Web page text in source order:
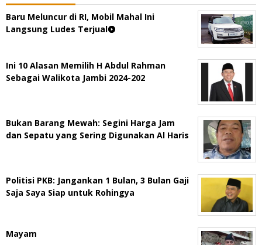
Baru Meluncur di RI, Mobil Mahal Ini
Langsung Ludes Terjual
Ini 10 Alasan Memilih H Abdul Rahman
Sebagai Walikota Jambi 2024-202
Bukan Barang Mewah: Segini Harga Jam
dan Sepatu yang Sering Digunakan Al Haris
Politisi PKB: Jangankan 1 Bulan, 3 Bulan Gaji
Saja Saya Siap untuk Rohingya
Mayam